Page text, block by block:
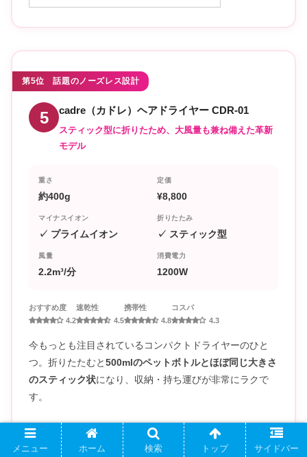
第5位 話題のノーズレス設計
5 cadre（カドレ）ヘアドライヤー CDR-01
スティック型に折りたため、大風量も兼ね備えた革新
モデル
重さ
約400g
定価
¥8,800
マイナスイオン
✓ プライムイオン
折りたたみ
✓ スティック型
風量
2.2m³/分
消費電力
1200W
おすすめ度
4.2
速乾性
4.5
携帯性
4.8
コスパ
4.3
今もっとも注目されているコンパクトドライヤーのひと
つ。折りたたむと500mlのペットボトルとほぼ同じ大きさ
のスティック状になり、収納・持ち運びが非常にラクで
す。
ノーズレス（吹き出し口が短い）設計ながら風量は2.2m³/
分とトップクラス。400gという重さながらこの風量を実
メニュー ホーム 検索 トップ サイドバー